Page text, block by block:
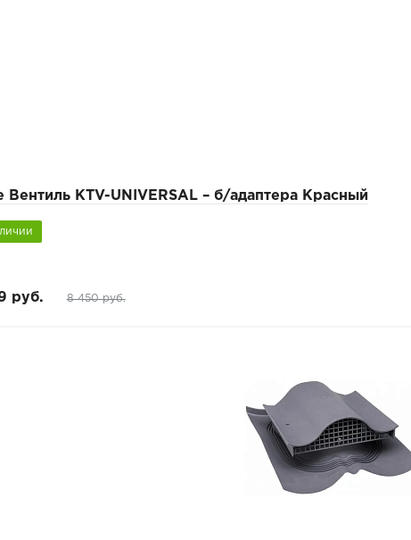
Вентиль KTV-UNIVERSAL – б/адаптера Красный
руб. 8 450 руб.